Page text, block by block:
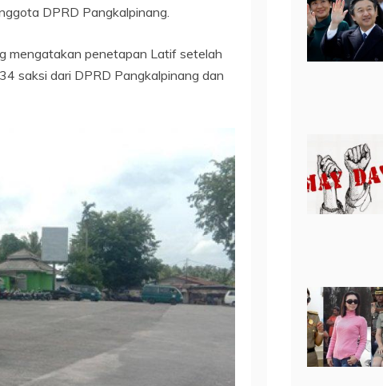
DPRD Pangkalpinang.
mengatakan penetapan Latif setelah
saksi dari DPRD Pangkalpinang dan